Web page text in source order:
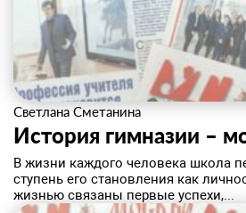
Светлана Сметанина
История гимназии –
В жизни каждого человека школа
ступень его становления как
жизнью связаны первые успехи,...